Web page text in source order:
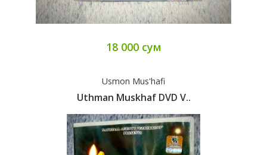
18 000 сум
Usmon Mus'hafi
Uthman Muskhaf DVD V..